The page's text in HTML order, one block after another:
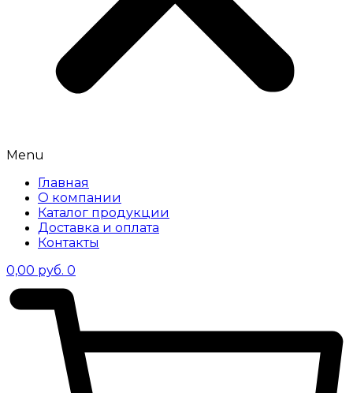
Menu
Главная
О компании
Каталог продукции
Доставка и оплата
Контакты
0,00 руб. 0